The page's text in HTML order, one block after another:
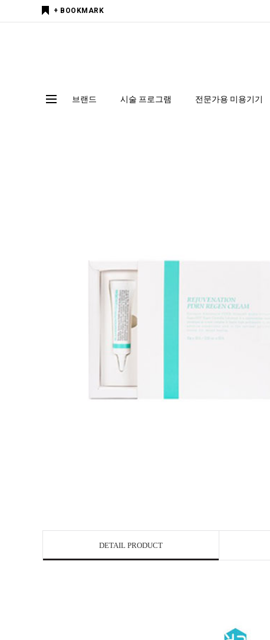
+ BOOKMARK
브랜드 시술 프로그램 전문가용 미용기기
DETAIL PRODUCT